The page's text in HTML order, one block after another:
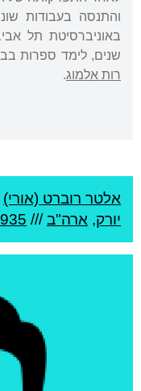
באוניברסיטת תל
שנים, לימד ספרות
רות אלמוג.
אלטר רוברט (אורי)
יורק, ארה"ב///